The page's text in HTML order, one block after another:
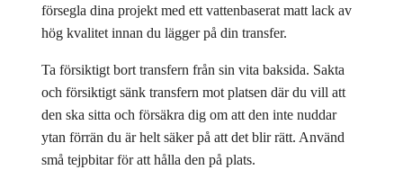
försegla dina projekt med ett vattenbaserat matt lack av
hög kvalitet innan du lägger på din transfer.
Ta försiktigt bort transfern från sin vita baksida. Sakta
och försiktigt sänk transfern mot platsen där du vill att
den ska sitta och försäkra dig om att den inte nuddar
ytan förrän du är helt säker på att det blir rätt. Använd
små tejpbitar för att hålla den på plats.